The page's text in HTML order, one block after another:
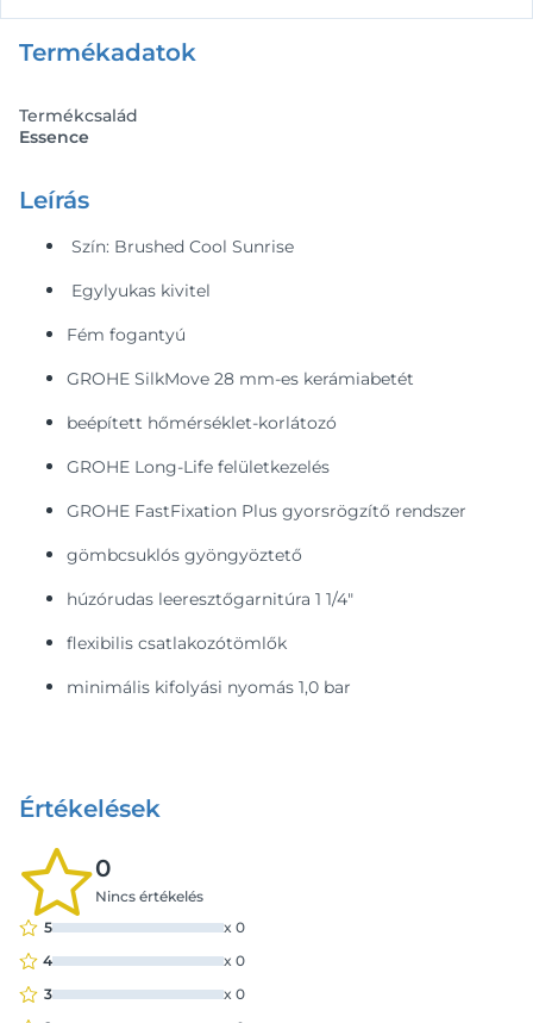
Termékadatok
Termékcsalád
Essence
Leírás
Szín: Brushed Cool Sunrise
Egylyukas kivitel
Fém fogantyú
GROHE SilkMove 28 mm-es kerámiabetét
beépített hőmérséklet-korlátozó
GROHE Long-Life felületkezelés
GROHE FastFixation Plus gyorsrögzítő rendszer
gömbcsuklós gyöngyöztető
húzórudas leeresztőgarnitúra 1 1/4"
flexibilis csatlakozótömlők
minimális kifolyási nyomás 1,0 bar
Értékelések
0
Nincs értékelés
5
x 0
4
x 0
3
x 0